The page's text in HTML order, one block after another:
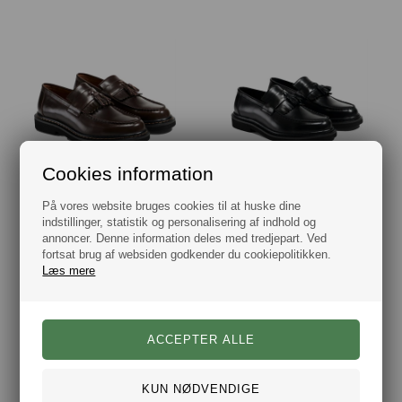
Cookies information
På vores website bruges cookies til at huske dine
indstillinger, statistik og personalisering af indhold og
annoncer. Denne information deles med tredjepart. Ved
fortsat brug af websiden godkender du cookiepolitikken.
Læs mere
DKK 1.199,00
DKK 1.199,00